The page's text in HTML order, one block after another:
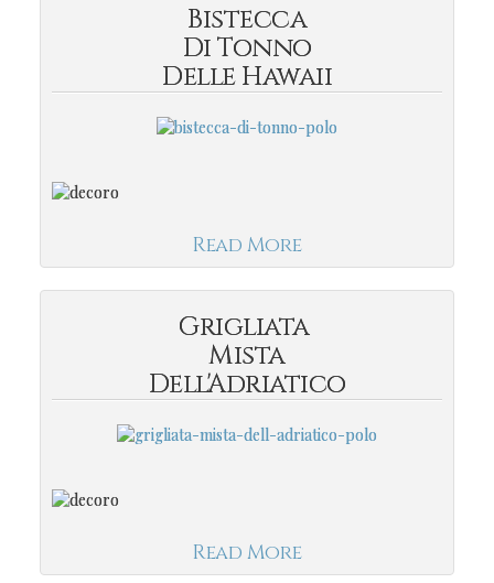
Bistecca
Di Tonno
Delle Hawaii
Read More
Grigliata
Mista
Dell'Adriatico
Read More